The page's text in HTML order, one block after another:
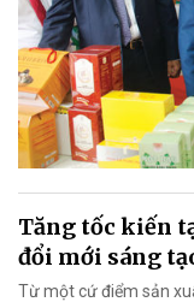
Tăng tốc kiến
đổi mới sáng
Từ một cứ điểm sản